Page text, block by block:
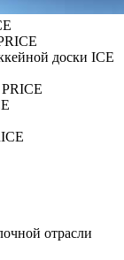
отрасли